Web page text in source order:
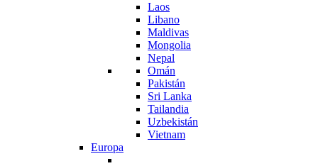
Laos
Libano
Maldivas
Mongolia
Nepal
Omán
Pakistán
Sri Lanka
Tailandia
Uzbekistán
Vietnam
Europa